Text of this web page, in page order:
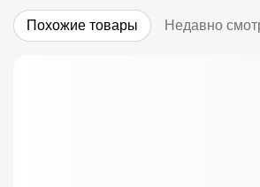
Похожие товары Недавно